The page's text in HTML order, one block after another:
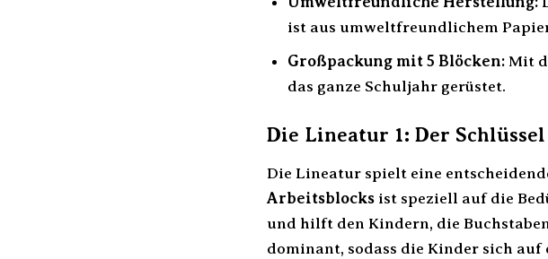
ist aus umweltfreundlichem
Großpackung mit 5 Blöcken:Mit
das ganze Schuljahr gerüstet.
Die Lineatur 1: Der
Die Lineatur spielt eine
Arbeitsblocks ist speziell auf die
und hilft den Kindern, die
dominant, sodass die Kinder sich auf